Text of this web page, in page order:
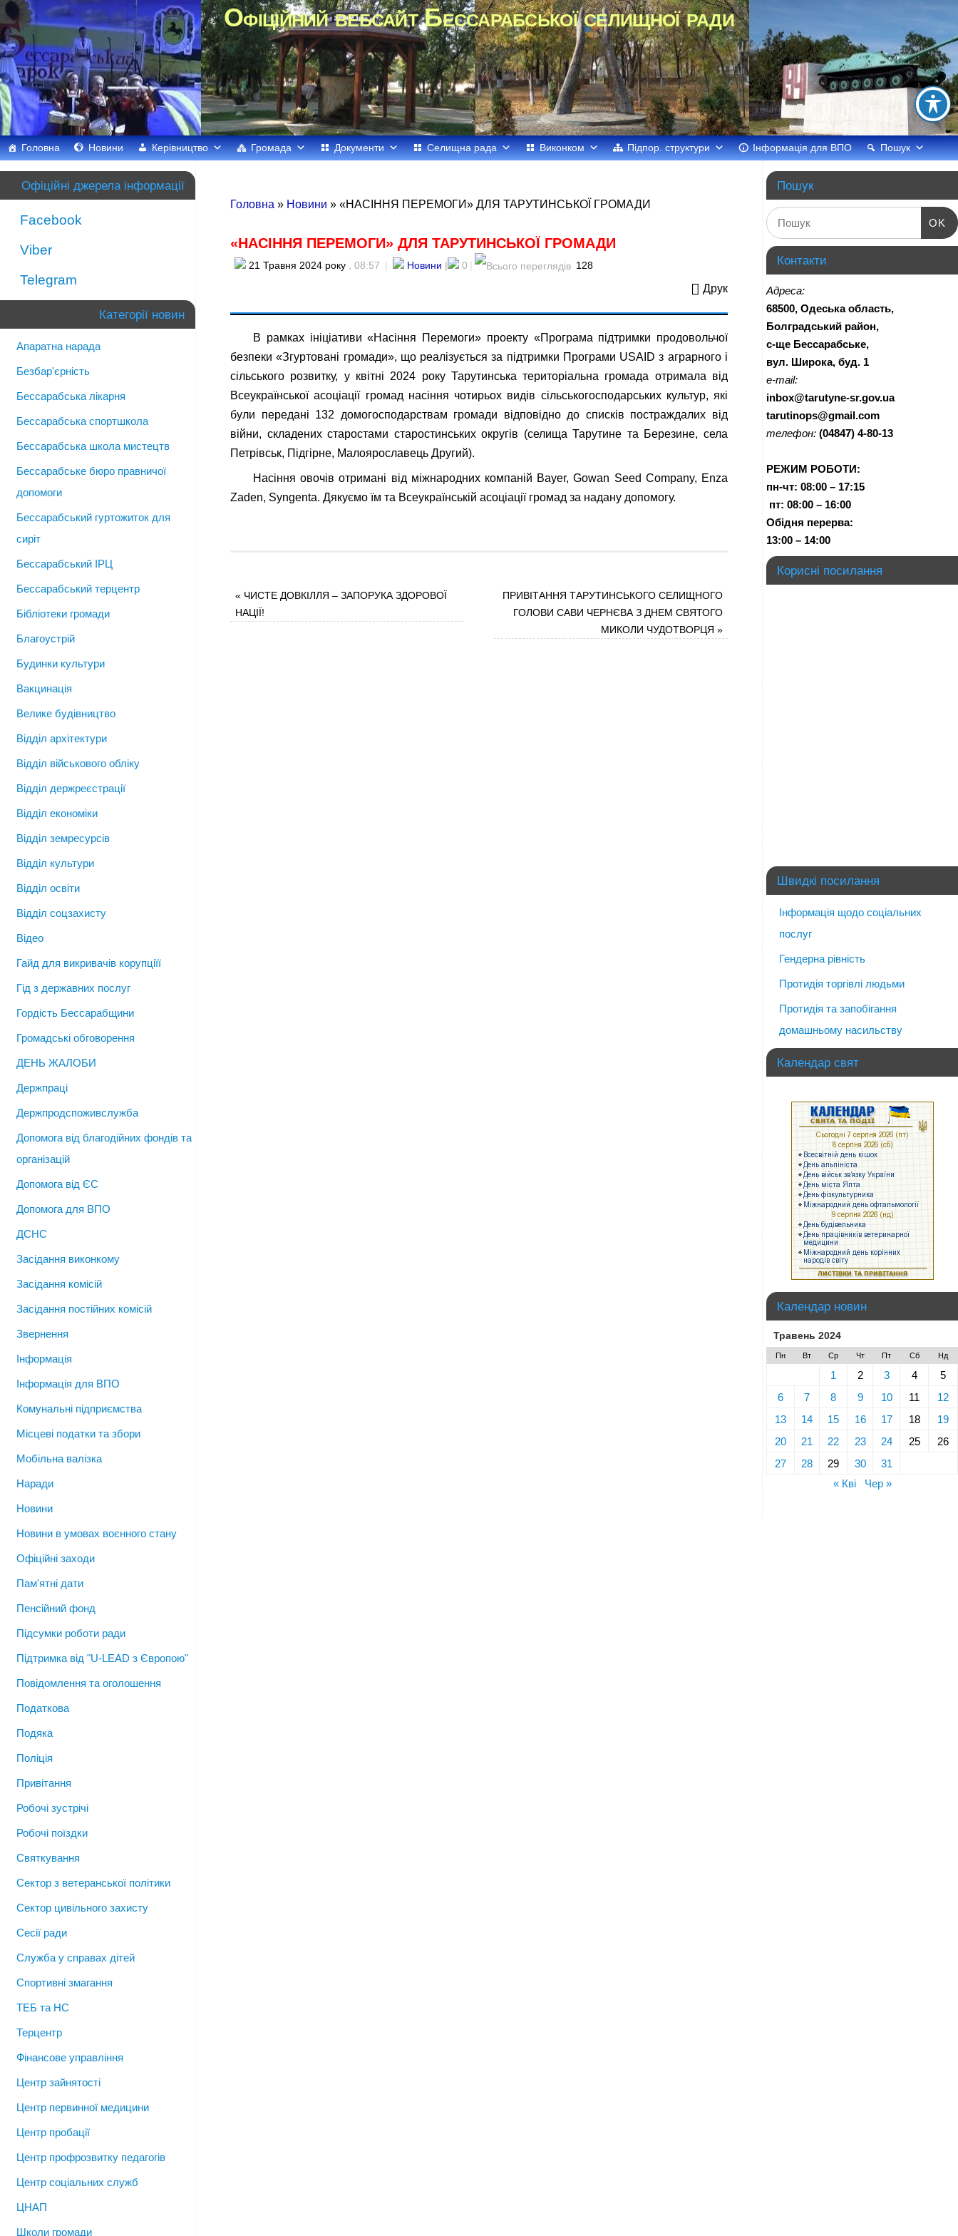
Офіційний вебсайт Бессарабської селищної ради
Головна Новини Керівництво Громада Документи Селищна рада Виконком Підпор. структури Інформація для ВПО Пошук
Головна » Новини » «НАСІННЯ ПЕРЕМОГИ» ДЛЯ ТАРУТИНСЬКОЇ ГРОМАДИ
«НАСІННЯ ПЕРЕМОГИ» ДЛЯ ТАРУТИНСЬКОЇ ГРОМАДИ
21 Травня 2024 року , 08:57 | Новини | 0 | 128
Друк
В рамках ініціативи «Насіння Перемоги» проекту «Програма підтримки продовольчої
безпеки «Згуртовані громади», що реалізується за підтримки Програми USAID з аграрного і
сільського розвитку, у квітні 2024 року Тарутинська територіальна громада отримала від
Всеукраїнської асоціації громад насіння чотирьох видів сільськогосподарських культур, які
були передані 132 домогосподарствам громади відповідно до списків постраждалих від
війни, складених старостами старостинських округів (селища Тарутине та Березине, села
Петрівськ, Підгірне, Малоярославець Другий).
Насіння овочів отримані від міжнародних компаній Bayer, Gowan Seed Company, Enza
Zaden, Syngenta. Дякуємо їм та Всеукраїнській асоціації громад за надану допомогу.
« ЧИСТЕ ДОВКІЛЛЯ – ЗАПОРУКА ЗДОРОВОЇ
НАЦІЇ!
ПРИВІТАННЯ ТАРУТИНСЬКОГО СЕЛИЩНОГО
ГОЛОВИ САВИ ЧЕРНЄВА З ДНЕМ СВЯТОГО
МИКОЛИ ЧУДОТВОРЦЯ»
Офіційні джерела інформації
Facebook
Viber
Telegram
Категорії новин
Апаратна нарада
Безбар'єрність
Бессарабська лікарня
Бессарабська спортшкола
Бессарабська школа мистецтв
Бессарабське бюро правничої
допомоги
Бессарабський гуртожиток для
сиріт
Бессарабський ІРЦ
Бессарабський терцентр
Бібліотеки громади
Благоустрій
Будинки культури
Вакцинація
Велике будівництво
Відділ архітектури
Відділ військового обліку
Відділ держреєстрації
Відділ економіки
Відділ земресурсів
Відділ культури
Відділ освіти
Відділ соцзахисту
Відео
Гайд для викривачів корупціїї
Гід з державних послуг
Гордість Бессарабщини
Громадські обговорення
ДЕНЬ ЖАЛОБИ
Держпраці
Держпродспоживслужба
Допомога від благодійних фондів та
організацій
Допомога від ЄС
Допомога для ВПО
ДСНС
Засідання виконкому
Засідання комісій
Засідання постійних комісій
Звернення
Інформація
Інформація для ВПО
Комунальні підприємства
Місцеві податки та збори
Мобільна валізка
Наради
Новини
Новини в умовах воєнного стану
Офіційні заходи
Пам'ятні дати
Пенсійний фонд
Підсумки роботи ради
Підтримка від "U-LEAD з Європою"
Повідомлення та оголошення
Податкова
Подяка
Поліція
Привітання
Робочі зустрічі
Робочі поїздки
Святкування
Сектор з ветеранської політики
Сектор цивільного захисту
Сесії ради
Служба у справах дітей
Спортивні змагання
ТЕБ та НС
Терцентр
Фінансове управління
Центр зайнятості
Центр первинної медицини
Центр пробації
Центр профрозвитку педагогів
Центр соціальних служб
ЦНАП
Школи громади
Пошук
OK
Контакти
Адреса:
68500, Одеська область,
Болградський район,
с-ще Бессарабське,
вул. Широка, буд. 1
e-mail:
inbox@tarutyne-sr.gov.ua
tarutinops@gmail.com
телефон: (04847) 4-80-13
РЕЖИМ РОБОТИ:
пн-чт: 08:00 – 17:15
пт: 08:00 – 16:00
Обідня перерва:
13:00 – 14:00
Корисні посилання
Швидкі посилання
Інформація щодо соціальних
послуг
Гендерна рівність
Протидія торгівлі людьми
Протидія та запобігання
домашньому насильству
Календар свят
Календар новин
Травень 2024
Пн Вт Ср Чт Пт Сб Нд
1 2 3 4
5
6
7 8 9 10 11
12
13
14 15 16 17 18
19
20
21 22 23 24 25
26
27
28 29 30
31
« Кві
Чер »